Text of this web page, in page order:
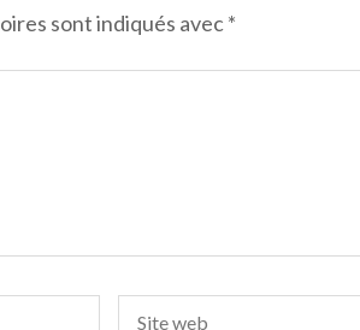
sont indiqués avec*